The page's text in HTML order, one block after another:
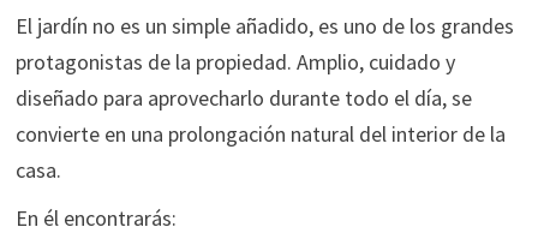
El jardín no es un simple añadido, es uno de los grandes
protagonistas de la propiedad. Amplio, cuidado y
diseñado para aprovecharlo durante todo el día, se
convierte en una prolongación natural del interior de la
casa.
En él encontrarás: